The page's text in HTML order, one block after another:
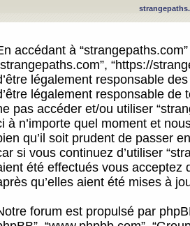
accédant à
“https://
légalement responsable
légalement responsable
pas accéder et/ou utiliser
à n’importe quel moment et
qu’il soit prudent de passer
si vous continuez d’utiliser
été effectués vous acceptez
qu’elles aient été mises à
forum est propulsé par